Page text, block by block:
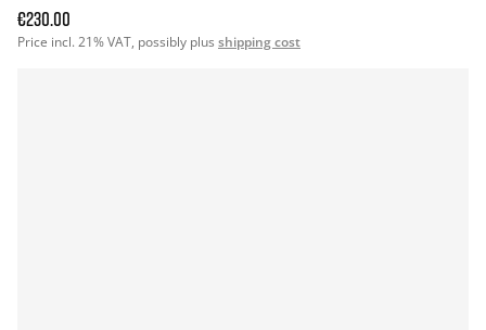
€230.00
Price incl. 21% VAT, possibly plus shipping cost